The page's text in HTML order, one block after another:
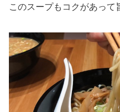
このスープもコクがあって